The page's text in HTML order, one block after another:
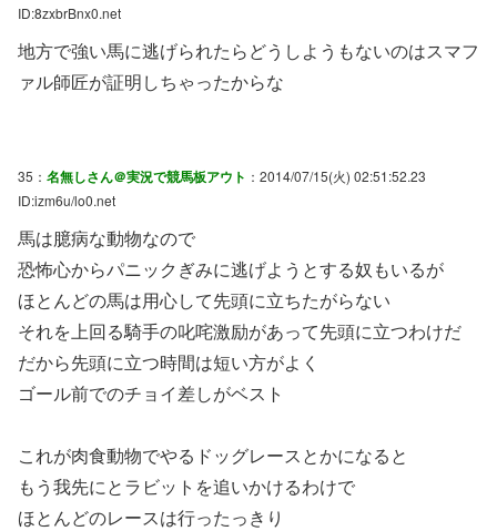
ID:8zxbrBnx0.net
地方で強い馬に逃げられたらどうしようもないのはスマフ
ァル師匠が証明しちゃったからな
35： 名無しさん＠実況で競馬板アウト ：2014/07/15(火) 02:51:52.23
ID:izm6u/lo0.net
馬は臆病な動物なので
恐怖心からパニックぎみに逃げようとする奴もいるが
ほとんどの馬は用心して先頭に立ちたがらない
それを上回る騎手の叱咤激励があって先頭に立つわけだ
だから先頭に立つ時間は短い方がよく
ゴール前でのチョイ差しがベスト
これが肉食動物でやるドッグレースとかになると
もう我先にとラビットを追いかけるわけで
ほとんどのレースは行ったっきり